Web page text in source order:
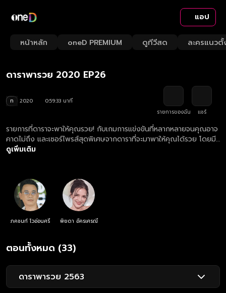
แอป
หน้าหลัก oneD PREMIUM ดูทีวีสด ละครแนวตั้
Loaded:
1.17%
Rate
ดาราพารวย 2020 EP26
ท 2020
0:59:33 นาที
รายการของฉัน
แชร์
รายการที่ดาราจะพาให้คุณรวย! กับเกมการแข่งขันที่หลากหลายจนคุณอาจ
คาดไม่ถึง และเซอร์ไพรส์สุดพิเศษจากดาราที่จะมาพาให้คุณได้รวย โดยมี
"แฟรงค์ ภคชนก์" และ "อ้อม พิยดา" รับหน้าที่พิธีกร
ดูเพิ่มเติม
ภคชนก์ โวอ่อนศรี พิยดา อัครเศรณี
ตอนทั้งหมด (33)
ดาราพารวย 2563